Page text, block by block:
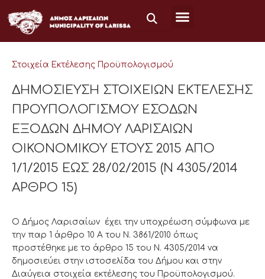
στο
περιεχόμενο
Στοιχεία Εκτέλεσης Προϋπολογισμού
ΔΗΜΟΣΙΕΥΣΗ ΣΤΟΙΧΕΙΩΝ ΕΚΤΕΛΕΣΗΣ
ΠΡΟΥΠΟΛΟΓΙΣΜΟΥ ΕΣΟΔΩΝ
ΕΞΟΔΩΝ ΔΗΜΟΥ ΛΑΡΙΣΑΙΩΝ
ΟΙΚΟΝΟΜΙΚΟΥ ΕΤΟΥΣ 2015 ΑΠΟ
1/1/2015 ΕΩΣ 28/02/2015 (Ν 4305/2014
ΑΡΘΡΟ 15)
Ο Δήμος Λαρισαίων έχει την υποχρέωση σύμφωνα με
την παρ 1 άρθρο 10 Α του Ν. 3861/2010 όπως
προστέθηκε με το άρθρο 15 του Ν. 4305/2014 να
δημοσιεύει στην ιστοσελίδα του Δήμου και στην
Διαύγεια στοιχεία εκτέλεσης του Προϋπολογισμού.